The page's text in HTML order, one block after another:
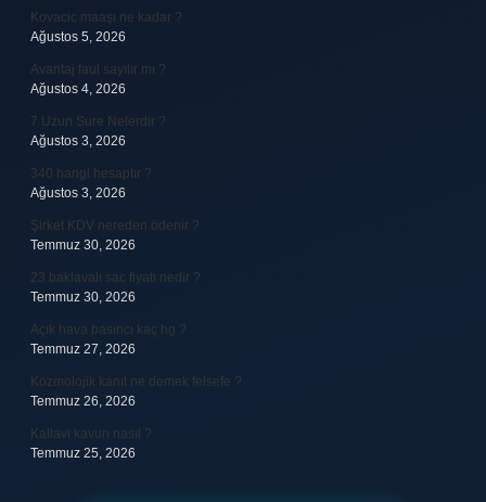
Kovacic maaşı ne kadar ?
Ağustos 5, 2026
Avantaj faul sayılır mı ?
Ağustos 4, 2026
7 Uzun Sure Nelerdir ?
Ağustos 3, 2026
340 hangi hesaptır ?
Ağustos 3, 2026
Şirket KDV nereden ödenir ?
Temmuz 30, 2026
23 baklavalı sac fiyatı nedir ?
Temmuz 30, 2026
Açık hava basıncı kaç hg ?
Temmuz 27, 2026
Kozmolojik kanıt ne demek felsefe ?
Temmuz 26, 2026
Kallavi kavun nasıl ?
Temmuz 25, 2026